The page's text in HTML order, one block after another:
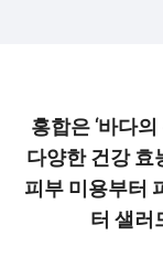
홍합은 ‘바다
다양한 건강 효
피부 미용부터
터 샐러